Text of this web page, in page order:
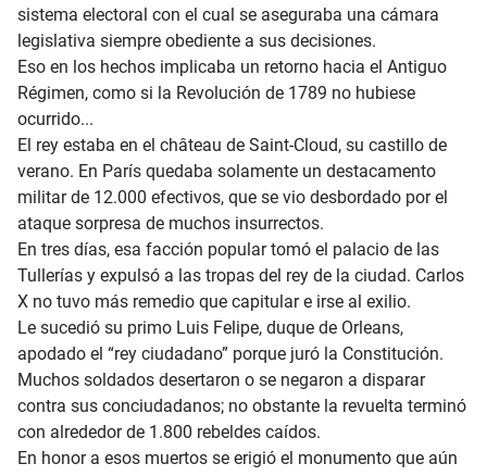
sistema electoral con el cual se aseguraba una cámara
legislativa siempre obediente a sus decisiones.
Eso en los hechos implicaba un retorno hacia el Antiguo
Régimen, como si la Revolución de 1789 no hubiese
ocurrido...
El rey estaba en el château de Saint-Cloud, su castillo de
verano. En París quedaba solamente un destacamento
militar de 12.000 efectivos, que se vio desbordado por el
ataque sorpresa de muchos insurrectos.
En tres días, esa facción popular tomó el palacio de las
Tullerías y expulsó a las tropas del rey de la ciudad. Carlos
X no tuvo más remedio que capitular e irse al exilio.
Le sucedió su primo Luis Felipe, duque de Orleans,
apodado el “rey ciudadano” porque juró la Constitución.
Muchos soldados desertaron o se negaron a disparar
contra sus conciudadanos; no obstante la revuelta terminó
con alrededor de 1.800 rebeldes caídos.
En honor a esos muertos se erigió el monumento que aún